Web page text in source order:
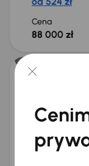
Cena
88 000 zł
Auta krajowe
Miesięczna rata